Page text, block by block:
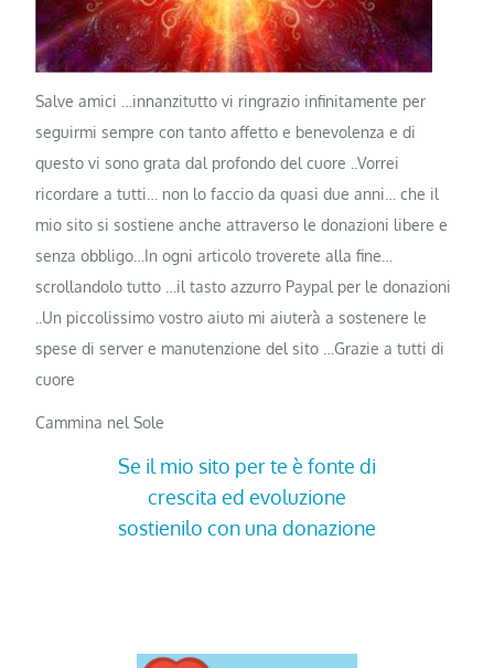
Salve amici …innanzitutto vi ringrazio infinitamente per
seguirmi sempre con tanto affetto e benevolenza e di
questo vi sono grata dal profondo del cuore ..Vorrei
ricordare a tutti… non lo faccio da quasi due anni… che il
mio sito si sostiene anche attraverso le donazioni libere e
senza obbligo…In ogni articolo troverete alla fine…
scrollandolo tutto …il tasto azzurro Paypal per le donazioni
..Un piccolissimo vostro aiuto mi aiuterà a sostenere le
spese di server e manutenzione del sito …Grazie a tutti di
cuore
Cammina nel Sole
Se il mio sito per te è fonte di
crescita ed evoluzione
sostienilo con una donazione